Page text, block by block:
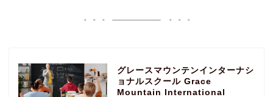
グレースマウンテンインターナシ
ョナルスクール Grace
Mountain International